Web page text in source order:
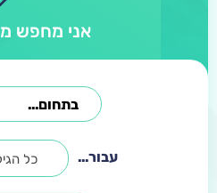
אני מחפש
עבור... כל